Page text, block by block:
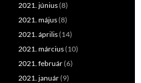
2021. június(8)
2021. május(8)
2021. április(14)
2021. március(10)
2021. február(6)
2021. január(9)